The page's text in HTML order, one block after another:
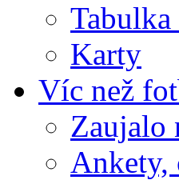
Tabulka
Karty
Víc než
Zaujalo
Ankety,